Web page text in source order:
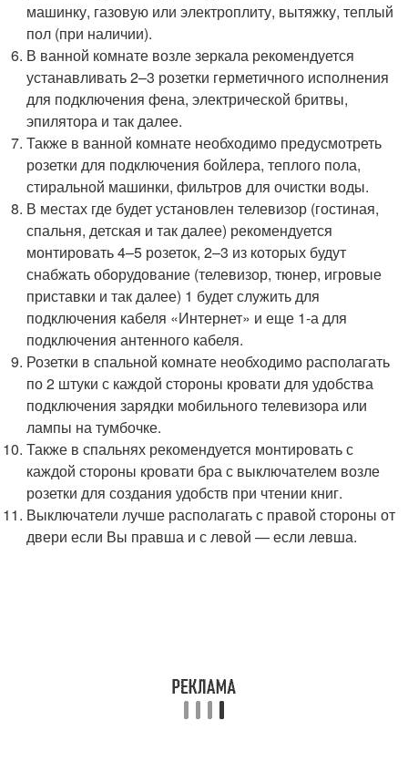
машинку, газовую или электроплиту, вытяжку, теплый
пол (при наличии).
В ванной комнате возле зеркала рекомендуется
устанавливать 2–3 розетки герметичного исполнения
для подключения фена, электрической бритвы,
эпилятора и так далее.
Также в ванной комнате необходимо предусмотреть
розетки для подключения бойлера, теплого пола,
стиральной машинки, фильтров для очистки воды.
В местах где будет установлен телевизор (гостиная,
спальня, детская и так далее) рекомендуется
монтировать 4–5 розеток, 2–3 из которых будут
снабжать оборудование (телевизор, тюнер, игровые
приставки и так далее) 1 будет служить для
подключения кабеля «Интернет» и еще 1-а для
подключения антенного кабеля.
Розетки в спальной комнате необходимо располагать
по 2 штуки с каждой стороны кровати для удобства
подключения зарядки мобильного телевизора или
лампы на тумбочке.
Также в спальнях рекомендуется монтировать с
каждой стороны кровати бра с выключателем возле
розетки для создания удобств при чтении книг.
Выключатели лучше располагать с правой стороны от
двери если Вы правша и с левой — если левша.